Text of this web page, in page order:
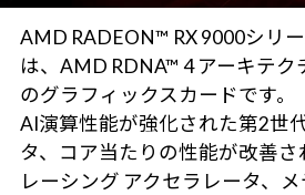
AMD RADEON™ RX 9000シリ
は、AMD RDNA™ 4 アーキテ
のグラフィックスカードです。
AI演算性能が強化された第2世
タ、コア当たりの性能が改善さ
レーシング アクセラレータ、